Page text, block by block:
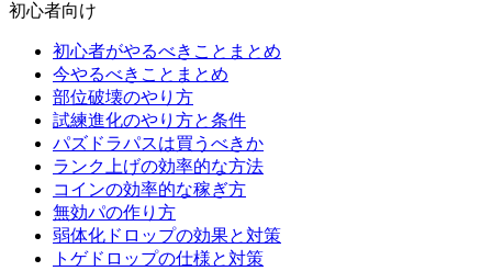
初心者向け
初心者がやるべきことまとめ
今やるべきことまとめ
部位破壊のやり方
試練進化のやり方と条件
パズドラパスは買うべきか
ランク上げの効率的な方法
コインの効率的な稼ぎ方
無効パの作り方
弱体化ドロップの効果と対策
トゲドロップの仕様と対策